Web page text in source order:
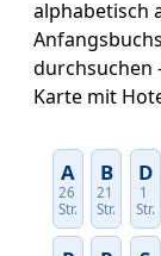
alphabetisch
durchsuchen
Karte mit
A
26
Str.
B
21
Str.
D
1
Str.